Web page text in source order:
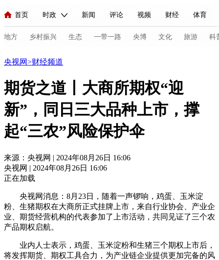
首页 时政 新闻 评论 视频 财经 体育
人民领袖习近平 联播+ 中国领导人 央视快评 习式妙语
直播 栏目大全 节目单 听音 微视频 主持人
海外频道 iPanda English Монгол
地方 乡村振兴 生态 一带一路 央博 文化 旅游 科
新闻 国内 国际 评论 经济 军事 科技
人民领袖习近平 联播+ 热解读
视频
现场 前线 比划 快看
体育 直播 竞猜 2026年世界杯 2026年冬奥会
VIP会员 CCTV奥林匹克频道 生活体育大会 体育江湖
大国智造 大国展会 大国保险 云顶对话 云起
央视网>财经频道
期货之道丨大商所期权“迎
新”，同日三大品种上市，撑
起“三农”风险保护伞
来源：央视网 | 2024年08月26日 16:06
央视网 | 2024年08月26日 16:06
正在加载
央视网消息：8月23日，随着一声锣响，鸡蛋、玉米淀
粉、生猪期权在大商所正式挂牌上市，来自行业协会、产业企
业、期货经营机构的代表参加了上市活动，共同见证了三个农
产品期权启航。
业内人士表示，鸡蛋、玉米淀粉和生猪三个期权上市后，
将发挥期货、期权工具合力，为产业链企业提供更加完备的风